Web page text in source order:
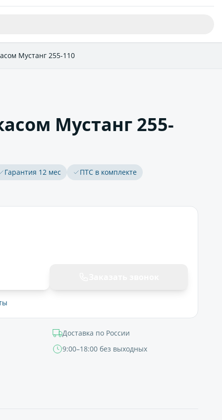
Мустанг 255-110
Мустанг 255-
Гарантия 12 мес ПТС в комплекте
Доставка по России
9:00–18:00 без выходных